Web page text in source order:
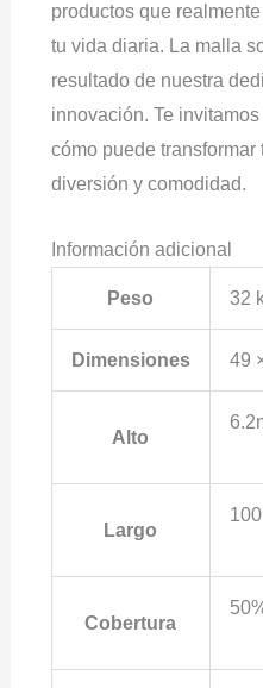
productos que
tu vida diaria. La malla
resultado de nuestra
innovación. Te
cómo puede
diversión y comodidad.
Información adicional
Peso 32
Dimensiones 49
Alto
Largo
Cobertura